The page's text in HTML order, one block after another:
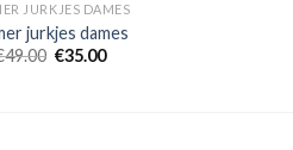
JURKJES DAMES
jurkjes dames
49.00 €35.00